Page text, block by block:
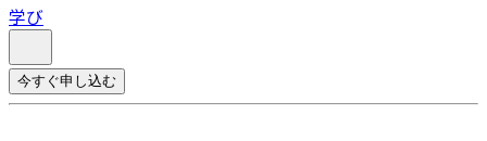
学び
今すぐ申し込む